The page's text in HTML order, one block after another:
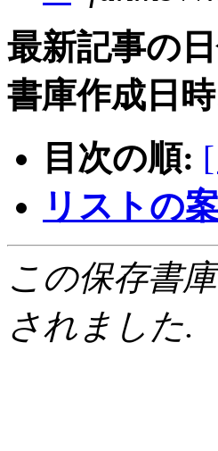
最新記事の
書庫作成日
目次の順:
リストの
この保存書
されました.